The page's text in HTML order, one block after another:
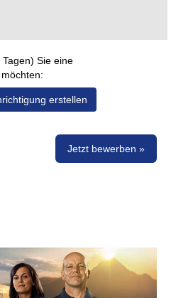
Sie eine
erstellen
Jetzt bewerben »